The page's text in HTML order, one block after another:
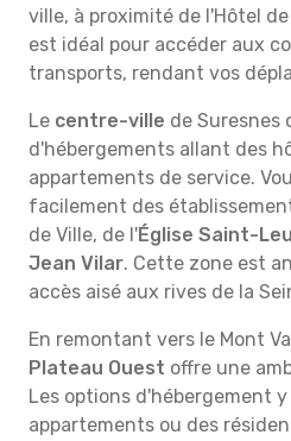
ville, à proximité de l'Hôtel
est idéal pour accéder aux
transports, rendant vos
Le centre-ville de Suresnes
d'hébergements allant des
appartements de service.
facilement des
de Ville, de l'Église Saint-
Jean Vilar. Cette zone est
accès aisé aux rives de la
En remontant vers le Mont
Plateau Ouest offre une
Les options d'hébergement
appartements ou des